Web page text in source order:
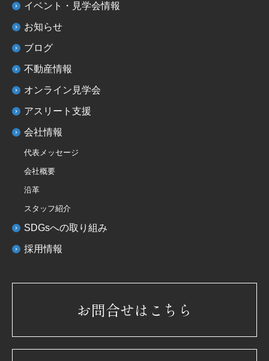
イベント・見学会情報
お知らせ
ブログ
不動産情報
オンライン見学会
アスリート支援
会社情報
代表メッセージ
会社概要
沿革
スタッフ紹介
SDGsへの取り組み
採用情報
お問合せはこちら